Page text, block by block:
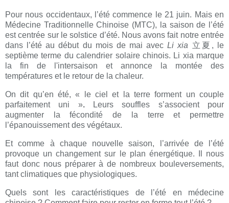
Pour nous occidentaux, l’été commence le 21 juin. Mais en
Médecine Traditionnelle Chinoise (MTC), la saison de l’été
est centrée sur le solstice d’été. Nous avons fait notre entrée
dans l’été au début du mois de mai avecLi xia 立夏 , le
septième terme du calendrier solaire chinois. Li xia marque
la fin de l'intersaison et annonce la montée des
températures et le retour de la chaleur.
On dit qu’en été,« le ciel et la terre forment un couple
parfaitement uni ».Leurs souffles s’associent pour
augmenter la fécondité de la terre et permettre
l’épanouissement des végétaux.
Et comme à chaque nouvelle saison, l’arrivée de l’été
provoque un changement sur le plan énergétique. Il nous
faut donc nous préparerà de nombreux bouleversements,
tant climatiques que physiologiques.
Quels sont les caractéristiques de l’été en médecine